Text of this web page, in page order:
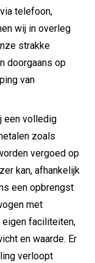
telefoon,
wij in overleg
strakke
doorgaans op
van
een volledig
zoals
vergoed op
kan, afhankelijk
een opbrengst
met
eigen faciliteiten,
en waarde. Er
verloopt